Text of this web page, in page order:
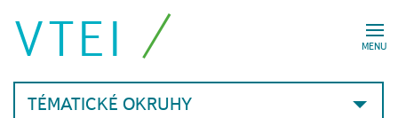
MENU
VTEI
TÉMATICKÉ OKRUHY